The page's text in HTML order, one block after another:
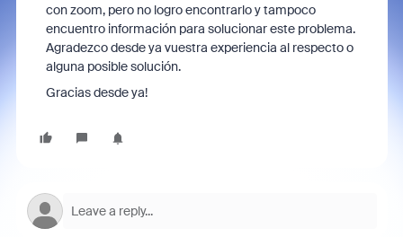
con zoom, pero no logro encontrarlo y tampoco
encuentro información para solucionar este problema.
Agradezco desde ya vuestra experiencia al respecto o
alguna posible solución.
Gracias desde ya!